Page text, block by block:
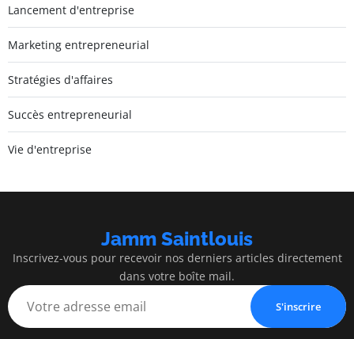
Lancement d'entreprise
Marketing entrepreneurial
Stratégies d'affaires
Succès entrepreneurial
Vie d'entreprise
Jamm Saintlouis
Inscrivez-vous pour recevoir nos derniers articles directement
dans votre boîte mail.
S'inscrire